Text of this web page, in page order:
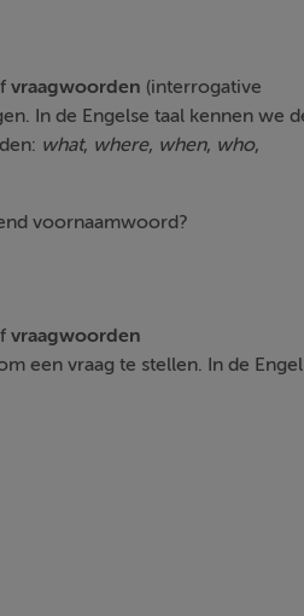
vraagwoorden (interrogative
In de Engelse taal kennen we
what, where, when, who,
voornaamwoord?
vraagwoorden
een vraag te stellen. In de